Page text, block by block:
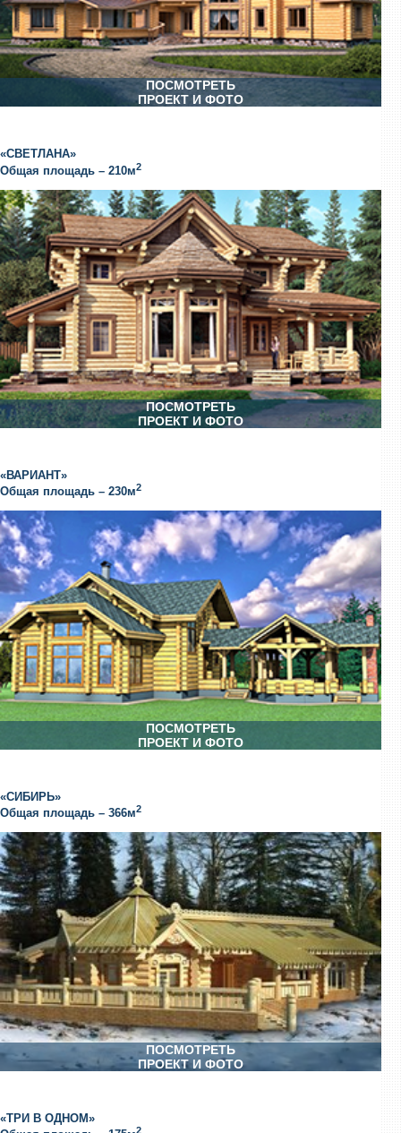
ПОСМОТРЕТЬ
ПРОЕКТ И ФОТО
«СВЕТЛАНА»
Общая площадь – 210м2
ПОСМОТРЕТЬ
ПРОЕКТ И ФОТО
«ВАРИАНТ»
Общая площадь – 230м2
ПОСМОТРЕТЬ
ПРОЕКТ И ФОТО
«СИБИРЬ»
Общая площадь – 366м2
ПОСМОТРЕТЬ
ПРОЕКТ И ФОТО
«ТРИ В ОДНОМ»
2